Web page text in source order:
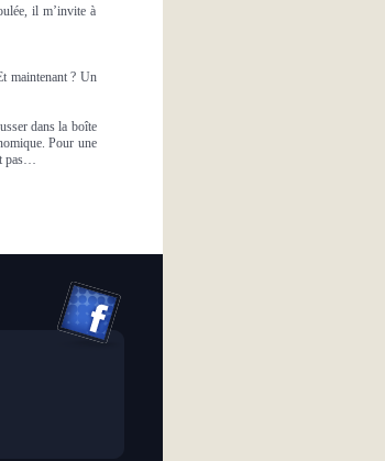
il m’invite à
maintenant ? Un
dans la boîte
Pour une
pas…